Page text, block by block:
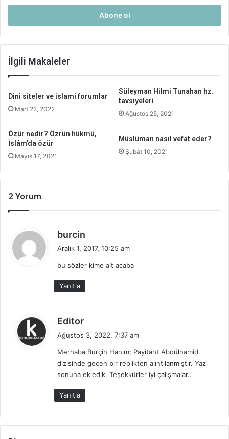
adresinizi
İlgili Makaleler
Dini siteler ve islami forumlar
Mart 22, 2022
Süleyman Hilmi Tunahan hz.
tavsiyeleri
Ağustos 25, 2021
Özür nedir? Özrün hükmü,
İslâm’da özür
Mayıs 17, 2021
Müslüman nasıl vefat eder?
Şubat 10, 2021
2 Yorum
burcin
i
Aralık 1, 2017, 10:25 am
bu sözler kime ait acaba
Yanıtla
Editor
i
k
i
:
Ağustos 3, 2022, 7:37 am
Merhaba Burçin Hanım; Payitaht Abdülhamid
dizisinde geçen bir replikten alıntılanmıştır. Yazı
sonuna ekledik. Teşekkürler iyi çalışmalar..
Yanıtla